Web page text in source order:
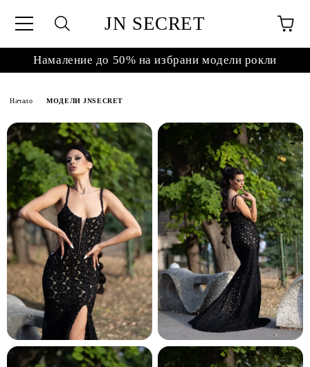
JN SECRET
Намаление до 50% на избрани модели рокли
Начало МОДЕЛИ JNSECRET